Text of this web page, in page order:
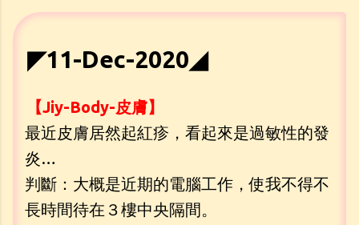
◤11-Dec-2020◢
【Jiy-Body-皮膚】
最近皮膚居然起紅疹，看起來是過敏性的發
炎…
判斷：大概是近期的電腦工作，使我不得不
長時間待在３樓中央隔間。